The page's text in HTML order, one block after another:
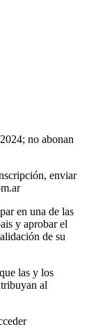
no abonan
enviar
en una de las
y aprobar el
de su
las y los
al